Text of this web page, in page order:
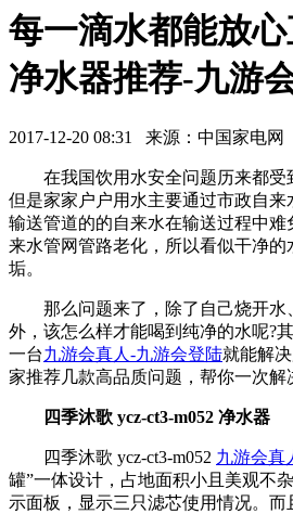
每一滴水都能放
净水器推荐-九游
2017-12-20 08:31 来源：中国家电
在我国饮用水安全问题历来都受
但是家家户户用水主要通过市政自来
输送管道的的自来水在输送过程中难
来水管网管路老化，所以看似干净的
垢。
那么问题来了，除了自己烧开水
外，该怎么样才能喝到纯净的水呢?
一台九游会真人-九游会登陆就能解
家推荐几款高品质问题，帮你一次解
四季沐歌 ycz-ct3-m052 净水器
四季沐歌 ycz-ct3-m052 九游会真
罐”一体设计，占地面积小且美观不
示面板，显示三只滤芯使用情况。